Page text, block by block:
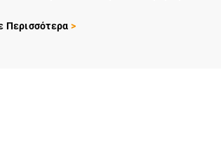
Περισσότερα >